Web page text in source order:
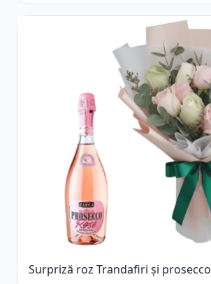
Surpriză roz Trandafiri și prosecco